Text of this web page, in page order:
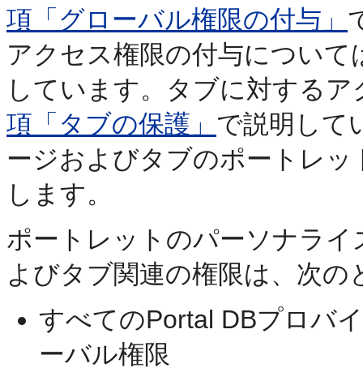
項「グローバル権限の付与」
アクセス権限の付与について
しています。タブに対する
項「タブの保護」 で説明して
ージおよびタブのポートレ
します。
ポートレットのパーソナラ
よびタブ関連の権限は、次の
すべてのPortal DBプロバ
ーバル権限